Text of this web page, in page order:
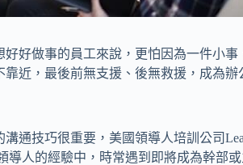
好做事的員工來說，更怕因為一件小事
近，最後前無支援、後無救援，成為辦
通技巧很重要，美國領導人培訓公司
導人的經驗中，時常遇到即將成為幹部